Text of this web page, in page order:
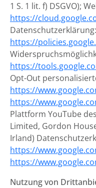
1 S. 1 lit. f) DSGVO);
https://
Datenschutzerklärung:
https://
https://
Opt-Out
https://
https://
Plattform YouTube
Limited, Gordon
Irland)
https://
https://
Nutzung von